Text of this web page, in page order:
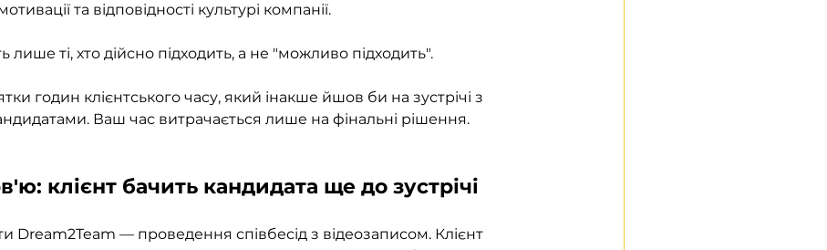
та відповідності культурі компанії.
лише ті, хто дійсно підходить, а не "можливо підходить".
годин клієнтського часу, який інакше йшов би на зустрічі з
Ваш час витрачається лише на фінальні рішення.
клієнт бачить кандидата ще до зустрічі
Dream2Team — проведення співбесід з відеозаписом. Клієнт